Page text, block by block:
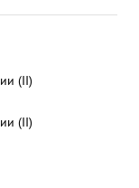
(II)
(II)